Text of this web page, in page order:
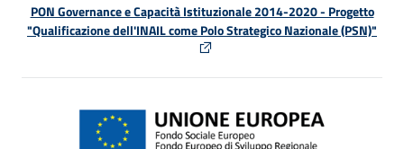
PON Governance e Capacità Istituzionale 2014-2020 - Progetto
"Qualificazione dell'INAIL come Polo Strategico Nazionale (PSN)"